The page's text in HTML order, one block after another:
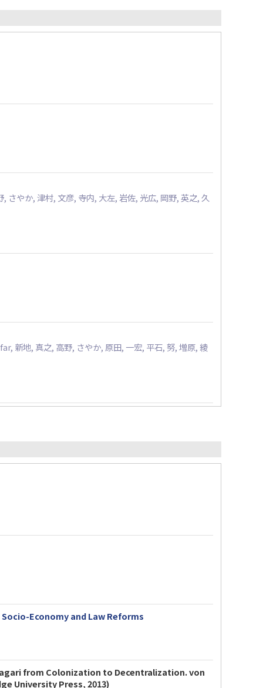
さやか, 津村, 文彦, 寺内, 大左, 岩佐, 光広, 岡野, 英之, 久
新地, 真之, 高野, さやか, 原田, 一宏, 平石, 努, 増原, 綾
Economy and Law Reforms
from Colonization to Decentralization. von
University Press, 2013)